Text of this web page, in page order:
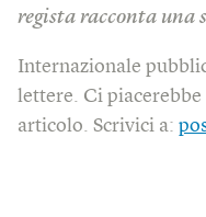
regista racconta una
Internazionale
lettere. Ci piacerebbe
articolo. Scrivici a: